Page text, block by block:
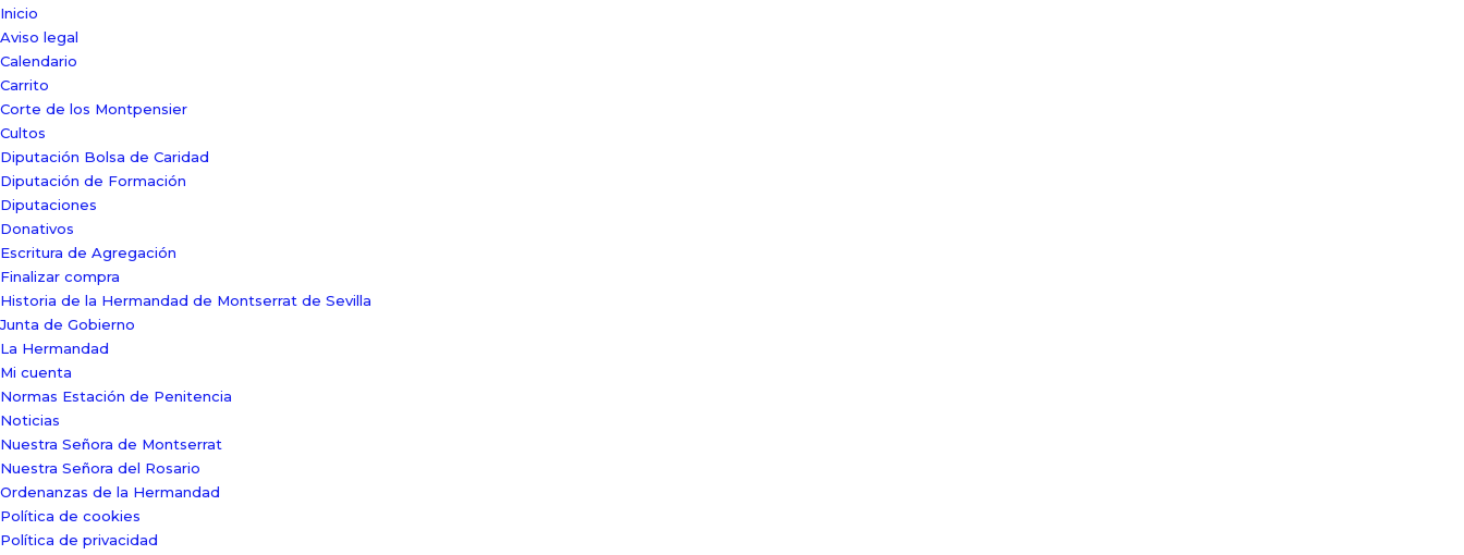
Inicio
Aviso legal
Calendario
Carrito
Corte de los Montpensier
Cultos
Diputación Bolsa de Caridad
Diputación de Formación
Diputaciones
Donativos
Escritura de Agregación
Finalizar compra
Historia de la Hermandad de Montserrat de Sevilla
Junta de Gobierno
La Hermandad
Mi cuenta
Normas Estación de Penitencia
Noticias
Nuestra Señora de Montserrat
Nuestra Señora del Rosario
Ordenanzas de la Hermandad
Política de cookies
Política de privacidad